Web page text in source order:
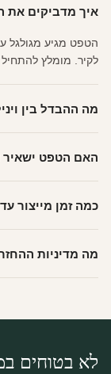
איך מדביקים את
הטפט מגיע מגולגל
לקיר. מומלץ
מה ההבדל בין
פרמיום. קנבס — בד
האם הטפט ישאיר
מתאים לקיר מטויח,
כמה זמן מייצור
יוצאות באותו יום.
מה מדיניות
לא בטוחים